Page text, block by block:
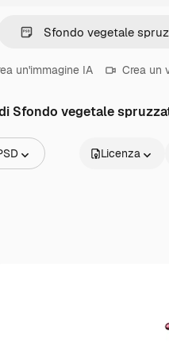
un'immagine IA Crea un
Sfondo vegetale
Licenza